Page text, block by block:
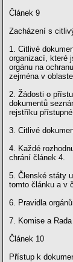
Článek 9
Zacházení s
1. Citlivé
organizací, které
orgánu na
zejména v
2. Žádosti o
dokumentů
rejstříku
3. Citlivé
4. Každé
chrání článek 4.
5. Členské státy
tomto článku a v
6. Pravidla
7. Komise a
Článek 10
Přístup k